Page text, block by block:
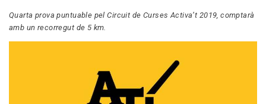
Quarta prova puntuable pel Circuit de Curses Activa’t 2019, comptarà
amb un recorregut de 5 km.